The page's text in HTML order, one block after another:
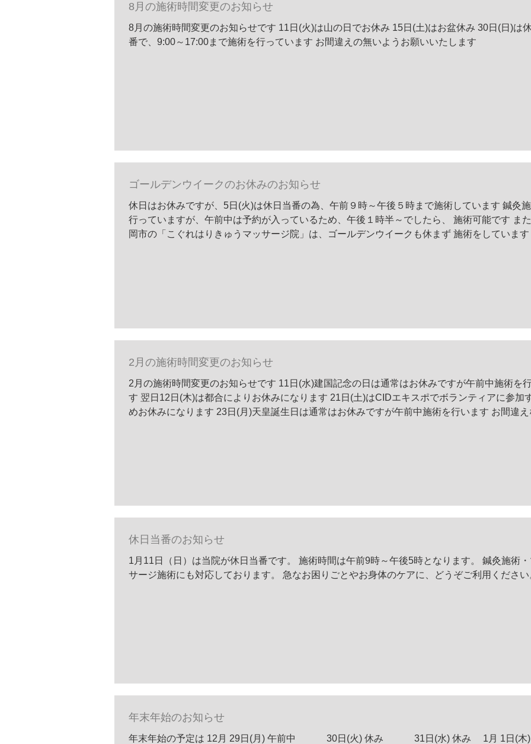
8月の施術時間変更のお知らせ
8月の施術時間変更のお知らせです 11日(火)は山の日でお休み 15日(土)はお盆休み 30日(日)は
番で、9:00～17:00まで施術を行っています お間違えの無いようお願いいたします
ゴールデンウイークのお休みのお知らせ
休日はお休みですが、5日(火)は休日当番の為、午前９時～午後５時まで施術しています 鍼灸
行っていますが、午前中は予約が入っているため、午後１時半～でしたら、 施術可能です ま
岡市の「こぐれはりきゅうマッサージ院」は、ゴールデンウイークも休まず 施術をしています
2月の施術時間変更のお知らせ
2月の施術時間変更のお知らせです 11日(水)建国記念の日は通常はお休みですが午前中施術を
す 翌日12日(木)は都合によりお休みになります 21日(土)はCIDエキスポでボランティアに参加
めお休みになります 23日(月)天皇誕生日は通常はお休みですが午前中施術を行います お間違え
休日当番のお知らせ
1月11日（日）は当院が休日当番です。 施術時間は午前9時～午後5時となります。 鍼灸施術・
サージ施術にも対応しております。 急なお困りごとやお身体のケアに、どうぞご利用ください
年末年始のお知らせ
年末年始の予定は 12月 29日(月) 午前中 30日(火) 休み 31日(水) 休み 1月 1日(木) 休み